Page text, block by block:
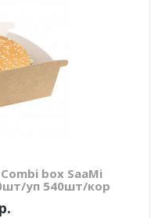
box SaaMi
уп 540шт/кор